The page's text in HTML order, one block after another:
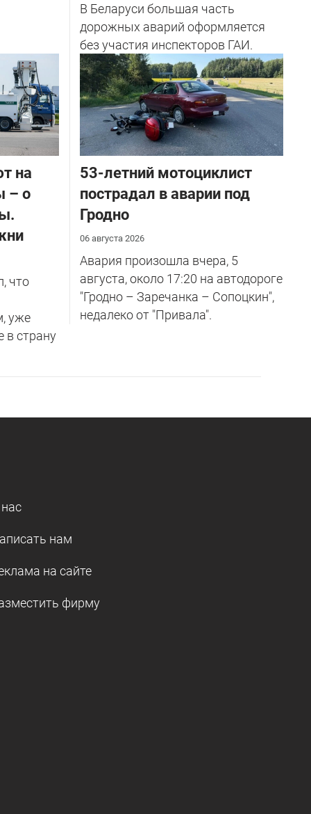
В Беларуси большая часть
дорожных аварий оформляется
без участия инспекторов ГАИ.
на
– о
что
уже
в страну
53-летний мотоциклист
пострадал в аварии под
Гродно
06 августа 2026
Авария произошла вчера, 5
августа, около 17:20 на автодороге
"Гродно – Заречанка – Сопоцкин",
недалеко от "Привала".
нам
на сайте
фирму